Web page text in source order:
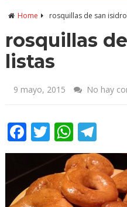
Home rosquillas de san
rosquillas
listas
9 mayo, 2015 No hay
Facebook
Twitter